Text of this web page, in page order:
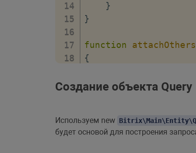
}
}
function attachOthers
{
if (/* условие */
// Условие для
Создание объекта Query
Используем new
будет основой для построения